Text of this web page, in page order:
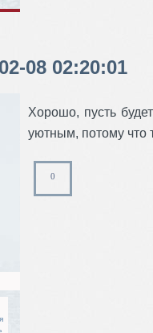
08 02:20:01
Хорошо, пусть
уютным, потому что
0